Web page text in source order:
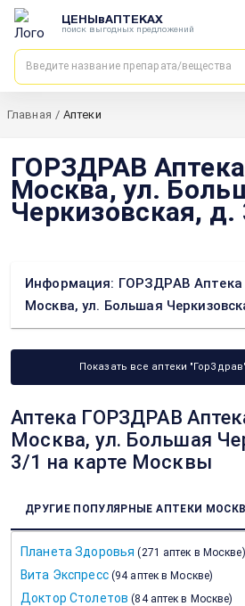
ЦЕНЫвАПТЕКАХ
поиск выгодных предложений
Главная / Аптеки
ГОРЗДРАВ
Москва, ул.
Черкизовская, д.
Информация: ГОРЗДРАВ Аптека
Москва, ул. Большая
Показать все аптеки
Аптека ГОРЗДРАВ
Москва, ул. Большая
3/1 на карте Москвы
ДРУГИЕ ПОПУЛЯРНЫЕ АПТЕКИ
Планета Здоровья (271 аптек в Москве)
Вита Экспресс (94 аптек в Москве)
Доктор Столетов (84 аптек в Москве)